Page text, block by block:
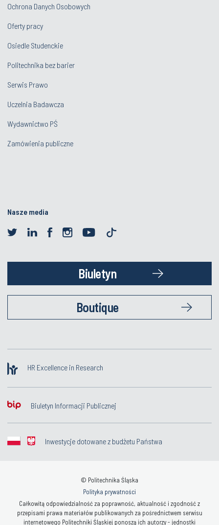
Ochrona Danych Osobowych
Oferty pracy
Osiedle Studenckie
Politechnika bez barier
Serwis Prawo
Uczelnia Badawcza
Wydawnictwo PŚ
Zamówienia publiczne
Nasze media
Biuletyn
Boutique
HR Excellence in Research
Biuletyn Informacji Publicznej
Inwestycje dotowane z budżetu Państwa
© Politechnika Śląska
Polityka prywatności
Całkowitą odpowiedzialność za poprawność, aktualność i zgodność z
przepisami prawa materiałów publikowanych za pośrednictwem serwisu
internetowego Politechniki Śląskiej ponoszą ich autorzy - jednostki